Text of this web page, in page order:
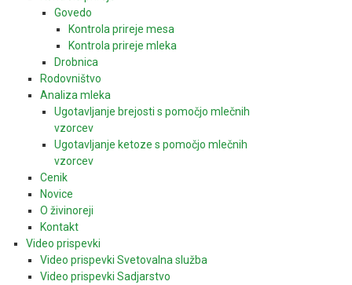
Govedo
Kontrola prireje mesa
Kontrola prireje mleka
Drobnica
Rodovništvo
Analiza mleka
Ugotavljanje brejosti s pomočjo mlečnih
vzorcev
Ugotavljanje ketoze s pomočjo mlečnih
vzorcev
Cenik
Novice
O živinoreji
Kontakt
Video prispevki
Video prispevki Svetovalna služba
Video prispevki Sadjarstvo